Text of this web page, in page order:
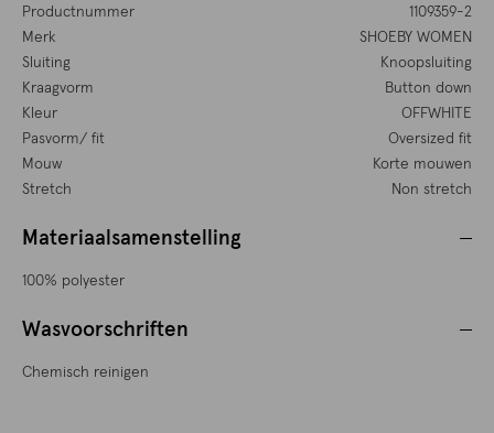
Productnummer
1109359-2
Merk
SHOEBY WOMEN
Sluiting
Knoopsluiting
Kraagvorm
Button down
Kleur
OFFWHITE
Pasvorm/ fit
Oversized fit
Mouw
Korte mouwen
Stretch
Non stretch
Materiaalsamenstelling
100% polyester
Wasvoorschriften
Chemisch reinigen